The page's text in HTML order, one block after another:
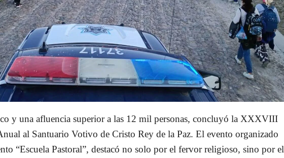
y una afluencia superior a las 12 mil personas, concluyó la XXXVIII
al Santuario Votivo de Cristo Rey de la Paz. El evento organizado
“Escuela Pastoral”, destacó no solo por el fervor religioso, sino por el